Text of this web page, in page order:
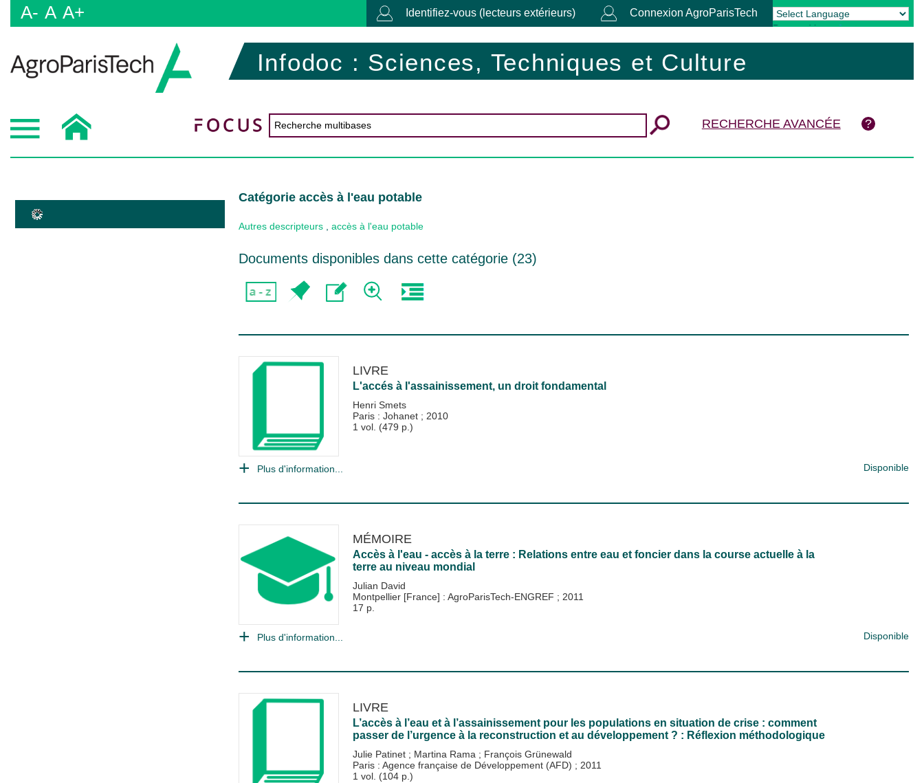
A- A A+ Identifiez-vous (lecteurs extérieurs) Connexion AgroParisTech
Powered by Translate
Infodoc : Sciences, Techniques et Culture
RECHERCHE AVANCÉE
Catégorie accès à l'eau potable
Autres descripteurs accès à l'eau potable
Documents disponibles dans cette catégorie (23)
LIVRE
L'accés à l'assainissement, un droit fondamental
Henri Smets
Paris : Johanet ; 2010
1 vol. (479 p.)
Plus d'information... Disponible
MÉMOIRE
Accès à l'eau - accès à la terre : Relations entre eau et foncier dans la course actuelle à la
terre au niveau mondial
Julian David
Montpellier [France] : AgroParisTech-ENGREF ; 2011
17 p.
Plus d'information... Disponible
LIVRE
L’accès à l’eau et à l’assainissement pour les populations en situation de crise : comment
passer de l’urgence à la reconstruction et au développement ? : Réflexion méthodologique
Julie Patinet ; Martina Rama ; François Grünewald
Paris : Agence française de Développement (AFD) ; 2011
1 vol. (104 p.)